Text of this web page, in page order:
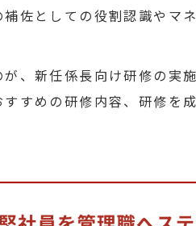
佐としての役割認識やマ
、新任係長向け研修の実施
すめの研修内容、研修を